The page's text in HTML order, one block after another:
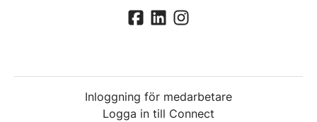
Inloggning för medarbetare
Logga in till Connect